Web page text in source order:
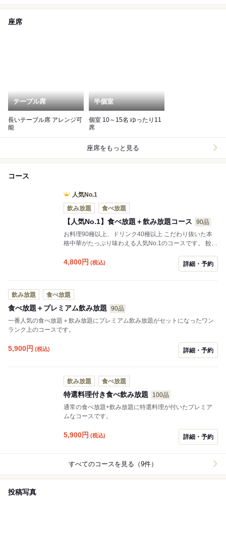
座席
テーブル席
長いテーブル席 アレンジ可
能
半個室
個室 10～15名 ゆったり11
席
座席をもっと見る
コース
人気No.1
飲み放題
食べ放題
【人気No.1】食べ放題＋飲み放題コース
90品
お料理90種以上、ドリンク40種以上 こだわり抜いた本
格中華がたっぷり味わえる人気No.1のコースです。 餃
ヨ、黒酢の酢豚、トンポーロー、名物おこげなど、オー
ダー後に全て調理するので出来立て熱々の中華料理をご
堪能いただけます。ドリンクもアサヒスーパードライ、
日本酒は獺祭、八海山その他期間限定あり。ハイボー
ル、チューハイ、カクテル、梅酒、ワイン、こだわりの
紹興酒や中国酒、焼酎も揃った飲み放題！ 大満足間違い
なし！ レギュラーメニューの他に食べ物飲み物共に季節
限定のメニューもご用意してあります！
4,800円 (税込) 詳細・予約
飲み放題 食べ放題
食べ放題＋プレミアム飲み放題
90品
一番人気の食べ放題＋飲み放題にプレミアム飲み放題がセットになったワン
ランク上のコースです。
5,900円 (税込) 詳細・予約
飲み放題 食べ放題
特選料理付き食べ飲み放題
100品
通常の食べ放題+飲み放題に特選料理が付いたプレミア
ムなコースです。
5,900円 (税込) 詳細・予約
すべてのコースを見る（9件）
投稿写真